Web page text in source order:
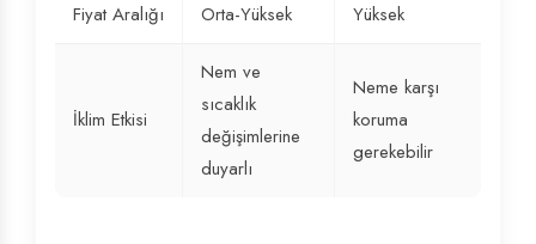
Fiyat Aralığı Orta-Yüksek Yüksek
İklim Etkisi
Nem ve
sıcaklık
değişimlerine
duyarlı
Neme karşı
koruma
gerekebilir